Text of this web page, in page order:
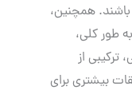
باشند. همچنین،
طور کلی،
به طور کلی، ترکیبی از
بیشتری برای